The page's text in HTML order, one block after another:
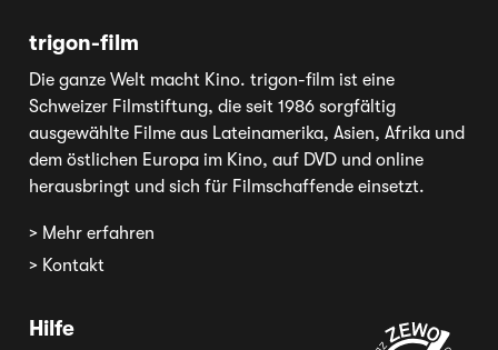
trigon-film
Die ganze Welt macht Kino. trigon-film ist eine
Schweizer Filmstiftung, die seit 1986 sorgfältig
ausgewählte Filme aus Lateinamerika, Asien, Afrika und
dem östlichen Europa im Kino, auf DVD und online
herausbringt und sich für Filmschaffende einsetzt.
> Mehr erfahren
> Kontakt
Hilfe